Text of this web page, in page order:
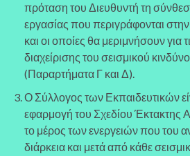
πρόταση του Διευθυντή τη
εργασίας που περιγράφονται
και οι οποίες θα μεριμνήσουν για
διαχείρισης του σεισμικού
(Παραρτήματα Γ και Δ).
Ο Σύλλογος των Εκπαιδευτικών
εφαρμογή του Σχεδίου Έκτακτης
το μέρος των ενεργειών που του
διάρκεια και μετά από κάθε